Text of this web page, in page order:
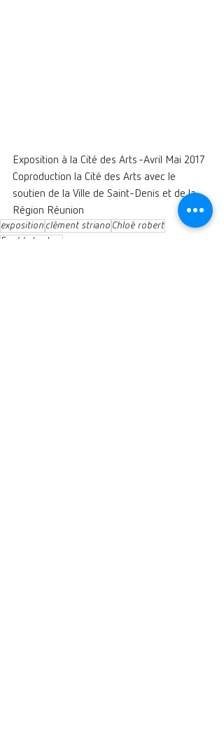
Exposition à la Cité des Arts -Avril Mai 2017
Coproduction la Cité des Arts avec le
soutien de la Ville de Saint-Denis et de la
Région Réunion
exposition clément striano Chloé robert
Freddy Leclerc